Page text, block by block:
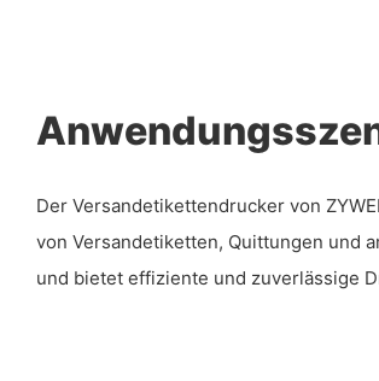
Der Versandetikettendrucker von
von Versandetiketten, Quittungen und
und bietet effiziente und zuverlässige